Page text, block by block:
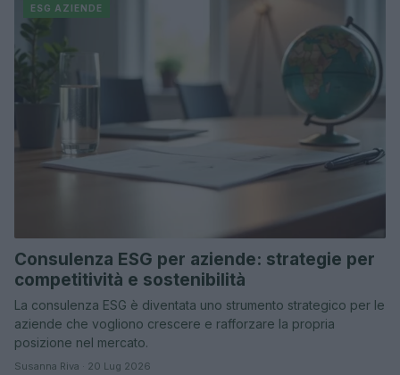
ESG AZIENDE
Consulenza ESG per aziende: strategie per
competitività e sostenibilità
La consulenza ESG è diventata uno strumento strategico per le
aziende che vogliono crescere e rafforzare la propria
posizione nel mercato.
Susanna Riva · 20 Lug 2026